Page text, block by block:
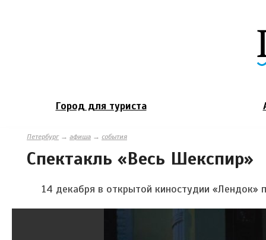
Город для туриста
Петербург→ афиша → события
Спектакль «Весь Шекспир»
14 декабря в открытой киностудии «Лендок»